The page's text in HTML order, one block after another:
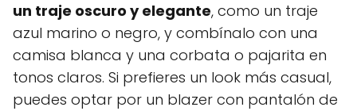
un traje oscuro y elegante, como un traje
azul marino o negro, y combínalo con una
camisa blanca y una corbata o pajarita en
tonos claros. Si prefieres un look más casual,
puedes optar por un blazer con pantalón de